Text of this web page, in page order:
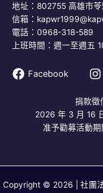
地址：802755 高雄市
信箱：
電話：0968-318-589
上班時間：週一至週五
Facebook
捐款徵
2026 年 3 月 16
准予勸募活動
Copyright © 2026 | 社團